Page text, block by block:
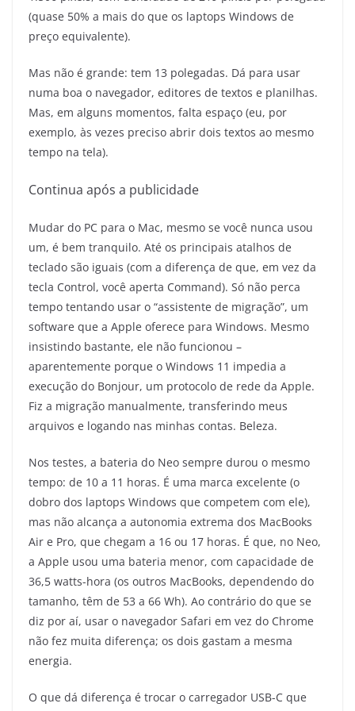
(quase 50% a mais do que os laptops Windows de
preço equivalente).
Mas não é grande: tem 13 polegadas. Dá para usar
numa boa o navegador, editores de textos e planilhas.
Mas, em alguns momentos, falta espaço (eu, por
exemplo, às vezes preciso abrir dois textos ao mesmo
tempo na tela).
Continua após a publicidade
Mudar do PC para o Mac, mesmo se você nunca usou
um, é bem tranquilo. Até os principais atalhos de
teclado são iguais (com a diferença de que, em vez da
tecla Control, você aperta Command). Só não perca
tempo tentando usar o “assistente de migração”, um
software que a Apple oferece para Windows. Mesmo
insistindo bastante, ele não funcionou –
aparentemente porque o Windows 11 impedia a
execução do Bonjour, um protocolo de rede da Apple.
Fiz a migração manualmente, transferindo meus
arquivos e logando nas minhas contas. Beleza.
Nos testes, a bateria do Neo sempre durou o mesmo
tempo: de 10 a 11 horas. É uma marca excelente (o
dobro dos laptops Windows que competem com ele),
mas não alcança a autonomia extrema dos MacBooks
Air e Pro, que chegam a 16 ou 17 horas. É que, no Neo,
a Apple usou uma bateria menor, com capacidade de
36,5 watts-hora (os outros MacBooks, dependendo do
tamanho, têm de 53 a 66 Wh). Ao contrário do que se
diz por aí, usar o navegador Safari em vez do Chrome
não fez muita diferença; os dois gastam a mesma
energia.
O que dá diferença é trocar o carregador USB-C que